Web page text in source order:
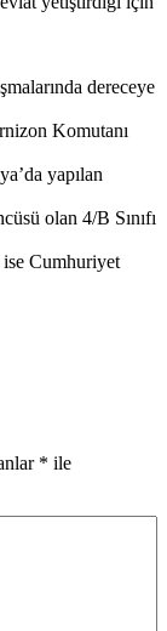
dereceye
Komutanı
yapılan
olan 4/B Sınıfı
ise Cumhuriyet
* ile